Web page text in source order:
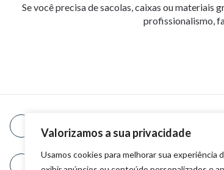
Valorizamos a sua privacidade
Usamos cookies para melhorar sua experiência
Se você precisa de sacolas, caixas ou materiais
profissionalismo,
contato@artbag.com.br
WhatsApp